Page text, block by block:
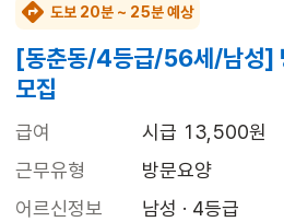
도보 20분 ~ 25분 예상
[동춘동/4등급/56세/남성]
모집
급여
시급 13,500원
근무유형
방문요양
어르신정보
남성 · 4등급